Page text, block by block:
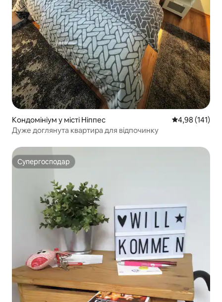
Кондомініум у місті Ніппес Середня
4,98 (141)
Дуже доглянута квартира для відпочинку
Супергосподар
Супергосподар